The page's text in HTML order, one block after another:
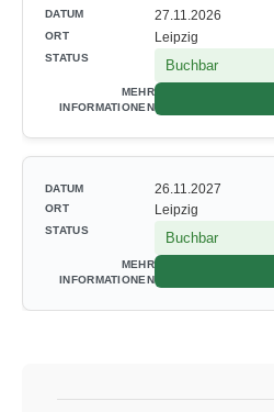
27.11.2026
Leipzig
Buchbar
26.11.2027
Leipzig
Buchbar